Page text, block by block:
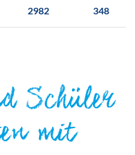
2982 348
Schüler
mit